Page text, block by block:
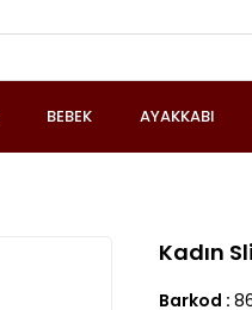
BEBEK AYAKKABI
Kadın
Barkod :